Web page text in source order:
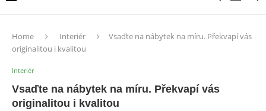
Home Interiér
Vsaďte na nábytek na míru. Překvapí vás
originalitou i kvalitou
Interiér
Vsaďte na nábytek na míru. Překvapí vás
originalitou i kvalitou